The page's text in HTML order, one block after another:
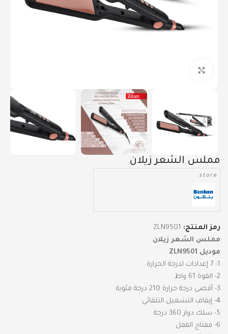
مملس الشعر زيلان
store
رمز المنتج: ZLN9501
مملس الشعر زيلان
موديل ZLN9501
1- 7 إعدادات لدرجة الحرارة
2- القوة 61 واط
3- أقصى درجة حرارة 210 درجة مئوية
4- إيقاف التشغيل التلقائي
5- سلك دوار 360 درجة
6- مفتاح القفل